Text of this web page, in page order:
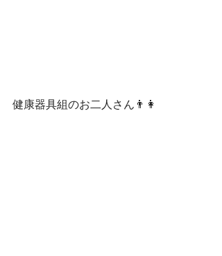
健康器具組のお二人さん👨👩